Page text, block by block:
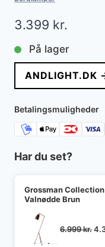
3.399 kr.
På lager
ANDLIGHT.DK
Betalingsmuligheder
Har du set?
Grossman
Valnødde Brun
6.999kr.